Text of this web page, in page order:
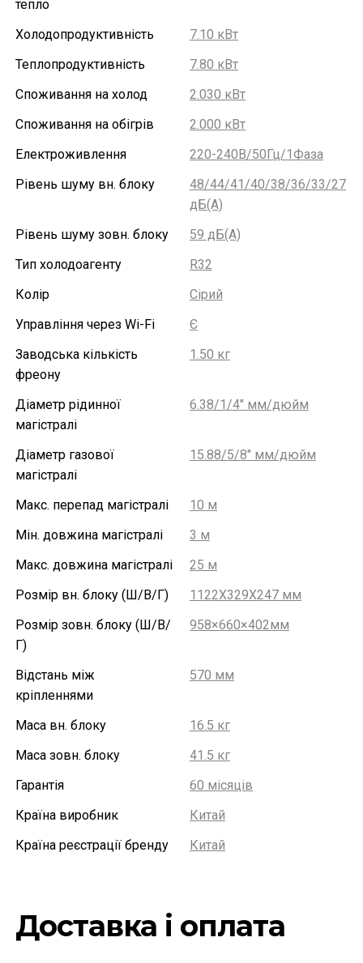
тепло
Холодопродуктивність
7.10 кВт
Теплопродуктивність
7.80 кВт
Споживання на холод
2.030 кВт
Споживання на обігрів
2.000 кВт
Електроживлення
220-240В/50Гц/1Фаза
Рівень шуму вн. блоку
48/44/41/40/38/36/33/27
дБ(А)
Рівень шуму зовн. блоку
59 дБ(А)
Тип холодоагенту
R32
Колір
Сірий
Управління через Wi-Fi
Є
Заводська кількість
фреону
1.50 кг
Діаметр рідинної
магістралі
6.38/1/4" мм/дюйм
Діаметр газової
магістралі
15.88/5/8″ мм/дюйм
Макс. перепад магістралі
10 м
Мін. довжина магістралі
3 м
Макс. довжина магістралі
25 м
Розмір вн. блоку (Ш/В/Г)
1122X329X247 мм
Розмір зовн. блоку (Ш/В/
Г)
958×660×402мм
Відстань між
кріпленнями
570 мм
Маса вн. блоку
16.5 кг
Маса зовн. блоку
41.5 кг
Гарантія
60 місяців
Країна виробник
Китай
Країна реєстрації бренду
Китай
Доставка і оплата